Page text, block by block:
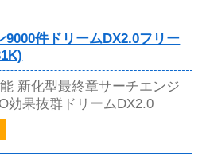
9000件ドリームDX2.0フリー
新化型最終章サーチエンジ
効果抜群ドリームDX2.0